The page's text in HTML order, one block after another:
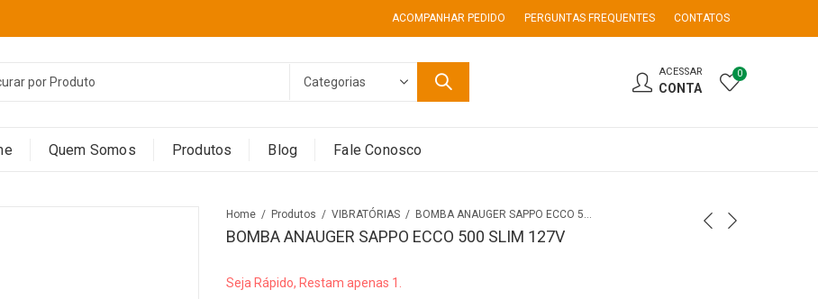
ACOMPANHAR PEDIDO PERGUNTAS FREQUENTES CONTATOS
ACESSAR
CONTA
0
Quem Somos Produtos Blog Fale Conosco
Home Produtos VIBRATÓRIAS BOMBA ANAUGER SAPPO ECCO 500 SLIM 127V
BOMBA ANAUGER SAPPO ECCO 500 SLIM 127V
Seja Rápido, Restam apenas 1.